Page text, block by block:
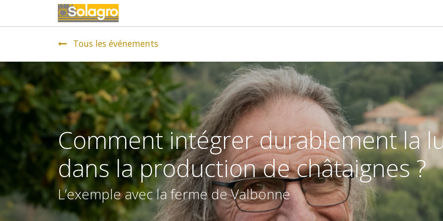
Tous les événements
Comment intégrer durablement la
dans la production de châtaignes ?
L’exemple avec la ferme de Valbonne